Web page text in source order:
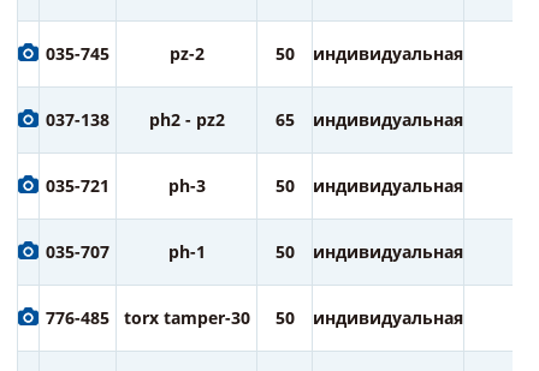
035-745 pz-2 50 индивидуальная
037-138 ph2 - pz2 65 индивидуальная
035-721 ph-3 50 индивидуальная
035-707 ph-1 50 индивидуальная
776-485 torx tamper-30 50 индивидуальная